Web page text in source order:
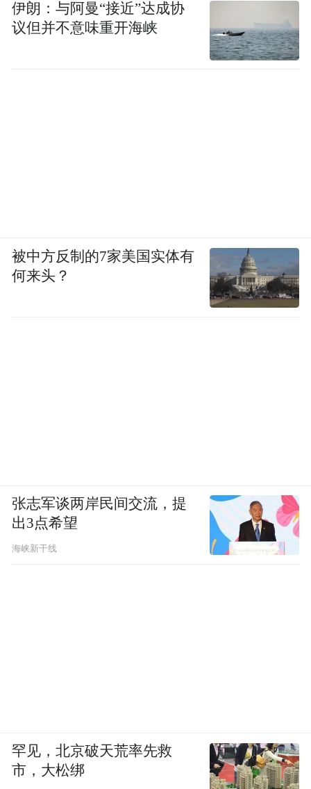
伊朗：与阿曼“接近”达成协
议但并不意味重开海峡
被中方反制的7家美国实体有
何来头？
张志军谈两岸民间交流，提
出3点希望
海峡新干线
罕见，北京破天荒率先救
市，大松绑